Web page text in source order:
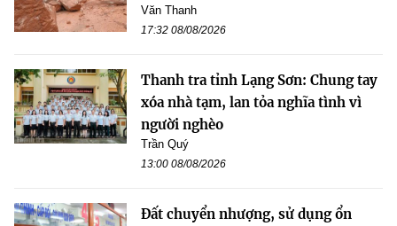
Văn Thanh
17:32 08/08/2026
Thanh tra tỉnh Lạng Sơn: Chung tay
xóa nhà tạm, lan tỏa nghĩa tình vì
người nghèo
Trần Quý
13:00 08/08/2026
Đất chuyển nhượng, sử dụng ổn